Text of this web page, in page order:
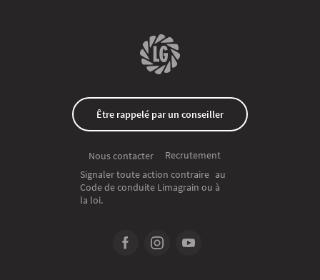
Être rappelé par un conseiller
Nous contacter
Recrutement
Signaler toute action contraire au
Code de conduite Limagrain ou à
la loi.